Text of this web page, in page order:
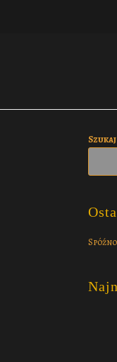
Szukaj